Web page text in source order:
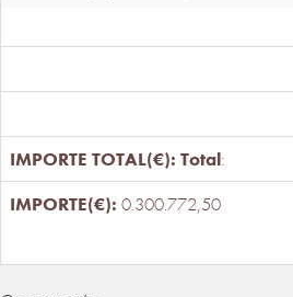
Total:
0.300.772,50